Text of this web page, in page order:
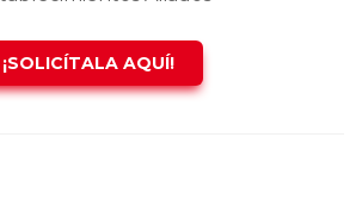
¡SOLICÍTALA AQUÍ!